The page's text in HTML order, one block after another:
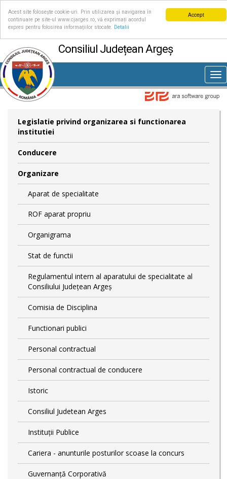
Accept
Acest site folosește cookie-uri. Prin utilizarea și navigarea în
continuare pe site-ul www.cjarges.ro, vă exprimați acordul
expres pentru folosirea informațiilor stocate.
Detalii
Consiliul Județean Argeș
Legislatie privind organizarea si functionarea
institutiei
Conducere
Organizare
Aparat de specialitate
ROF aparat propriu
Organigrama
Stat de functii
Regulamentul intern al aparatului de specialitate al
Consiliului Județean Argeș
Comisia de Disciplina
Functionari publici
Personal contractual
Personal contractual de conducere
Istoric
Consiliul Judetean Arges
Instituții Publice
Cariera - anunturile posturilor scoase la concurs
Guvernanță Corporativă